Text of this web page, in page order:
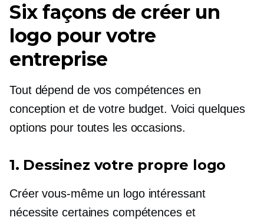
Six façons de créer un
logo pour votre
entreprise
Tout dépend de vos compétences en
conception et de votre budget. Voici quelques
options pour toutes les occasions.
1. Dessinez votre propre logo
Créer vous-même un logo intéressant
nécessite certaines compétences et